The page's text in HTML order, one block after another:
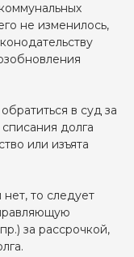
не изменилось,
в суд за
долга
или изъята
то следует
за рассрочкой,